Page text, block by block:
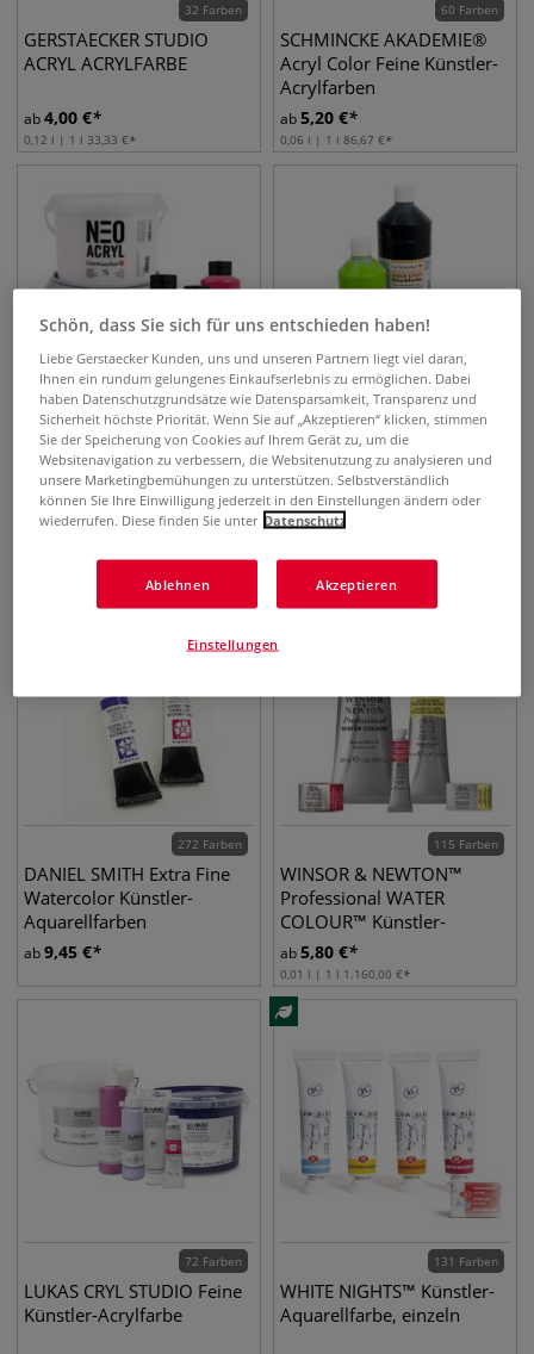
32 Farben
GERSTAECKER STUDIO
ACRYL ACRYLFARBE
ab4,00 €
0,12 l | 1 l 33,33 €
60 Farben
SCHMINCKE AKADEMIE®
Acryl Color Feine Künstler-
Acrylfarben
ab5,20 €
0,06 l | 1 l 86,67 €
37 Farben
GERSTAECKER NEO ACRYL
9,60€
12 Farben
GERSTAECKER Aqua-
Linoldruckfarbe
ab6,85€
0,25 l | 1 l 27,40€
272 Farben
DANIEL SMITH Extra Fine
Watercolor Künstler-
Aquarellfarben
ab9,45 €
115 Farben
WINSOR & NEWTON™
Professional WATER
COLOUR™ Künstler-
Aquarellfarbe, einzeln
ab5,80 €
0,01 l | 1 l 1.160,00 €
72 Farben
LUKAS CRYL STUDIO Feine
Künstler-Acrylfarbe
131 Farben
WHITE NIGHTS™ Künstler-
Aquarellfarbe, einzeln
Schön, dass Sie sich für uns entschieden haben!
Liebe Gerstaecker Kunden, uns und unseren Partnern liegt viel daran,
Ihnen ein rundum gelungenes Einkaufserlebnis zu ermöglichen. Dabei
haben Datenschutzgrundsätze wie Datensparsamkeit, Transparenz und
Sicherheit höchste Priorität. Wenn Sie auf „Akzeptieren“ klicken, stimmen
Sie der Speicherung von Cookies auf Ihrem Gerät zu, um die
Websitenavigation zu verbessern, die Websitenutzung zu analysieren und
unsere Marketingbemühungen zu unterstützen. Selbstverständlich
können Sie Ihre Einwilligung jederzeit in den Einstellungen ändern oder
wiederrufen. Diese finden Sie unter Datenschutz
Ablehnen Akzeptieren
Einstellungen